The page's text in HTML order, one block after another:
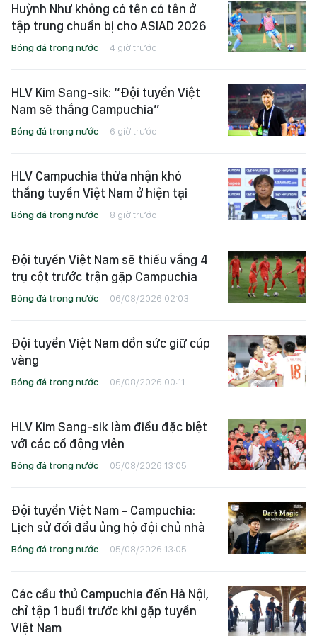
Huỳnh Như không có tên có tên ở
tập trung chuẩn bị cho ASIAD 2026
Bóng đá trong nước 4 giờ trước
HLV Kim Sang-sik: “Đội tuyển Việt
Nam sẽ thắng Campuchia”
Bóng đá trong nước 6 giờ trước
HLV Campuchia thừa nhận khó
thắng tuyển Việt Nam ở hiện tại
Bóng đá trong nước 8 giờ trước
Đội tuyển Việt Nam sẽ thiếu vắng 4
trụ cột trước trận gặp Campuchia
Bóng đá trong nước 06/08/2026 02:03
Đội tuyển Việt Nam dồn sức giữ cúp
vàng
Bóng đá trong nước 06/08/2026 00:11
HLV Kim Sang-sik làm điều đặc biệt
với các cổ động viên
Bóng đá trong nước 05/08/2026 13:05
Đội tuyển Việt Nam - Campuchia:
Lịch sử đối đầu ủng hộ đội chủ nhà
Bóng đá trong nước 05/08/2026 13:05
Các cầu thủ Campuchia đến Hà Nội,
chỉ tập 1 buổi trước khi gặp tuyển
Việt Nam